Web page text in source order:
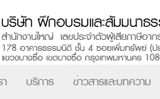
บริการ ข่าวสารและบทความ